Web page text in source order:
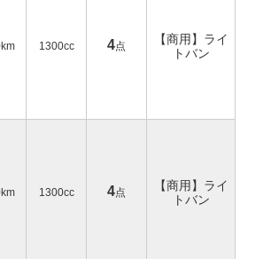
1300cc 4点
【商用】ライ
トバン
1300cc 4点
【商用】ライ
トバン